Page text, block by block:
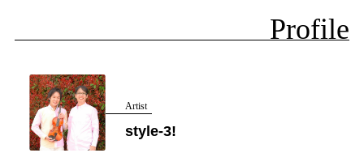
Profile
Artist
style-3!